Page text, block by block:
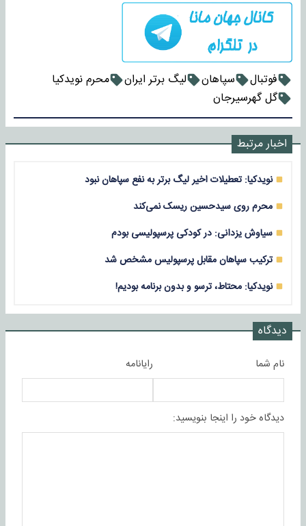
فوتبال سپاهان لیگ برتر ایران
محرم نویدکیا
گل گهرسیرجان
اخبار مرتبط
نویدکیا: تعطیلات اخیر لیگ برتر به نفع سپاهان نبود
محرم روی سیدحسین ریسک نمی‌کند
سیاوش یزدانی: در کودکی پرسپولیسی بودم
ترکیب سپاهان مقابل پرسپولیس مشخص شد
نویدکیا: محتاط، ترسو و بدون برنامه بودیم!
دیدگاه
نام شما رایانامه
دیدگاه خود را اینجا بنویسید: